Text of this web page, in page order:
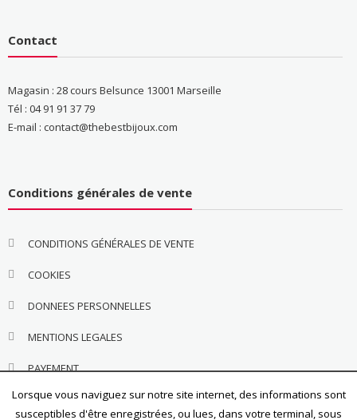
Contact
Magasin : 28 cours Belsunce 13001 Marseille
Tél : 04 91 91 37 79
E-mail : contact@thebestbijoux.com
Conditions générales de vente
CONDITIONS GÉNÉRALES DE VENTE
COOKIES
DONNEES PERSONNELLES
MENTIONS LEGALES
PAYEMENT
Lorsque vous naviguez sur notre site internet, des informations sont
susceptibles d'être enregistrées, ou lues, dans votre terminal, sous